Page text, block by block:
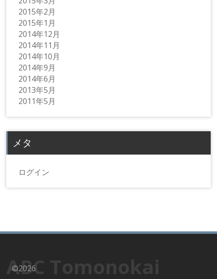
2015年2月
2015年1月
2014年12月
2014年11月
2014年10月
2014年9月
2014年6月
2013年5月
2011年5月
メタ
ログイン
ABC Tomonokai
©2026